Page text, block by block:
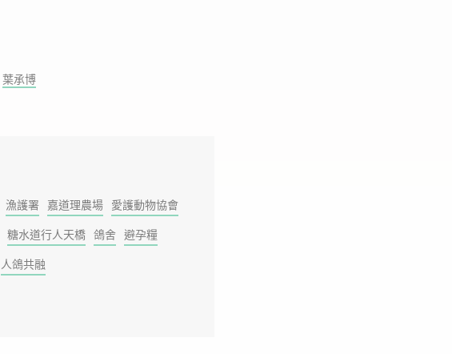
葉承博
漁護署 嘉道理農場 愛護動物協會
糖水道行人天橋 鴿舍 避孕糧
人鴿共融